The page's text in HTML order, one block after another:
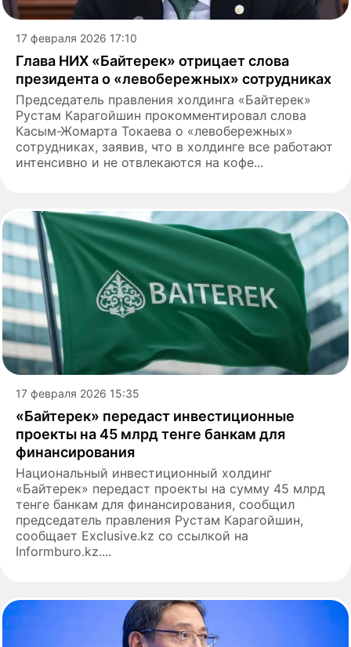
17 февраля 2026 17:10
Глава НИХ «Байтерек» отрицает слова
президента о «левобережных» сотрудниках
Председатель правления холдинга «Байтерек»
Рустам Карагойшин прокомментировал слова
Касым-Жомарта Токаева о «левобережных»
сотрудниках, заявив, что в холдинге все работают
интенсивно и не отвлекаются на кофе...
17 февраля 2026 15:35
«Байтерек» передаст инвестиционные
проекты на 45 млрд тенге банкам для
финансирования
Национальный инвестиционный холдинг
«Байтерек» передаст проекты на сумму 45 млрд
тенге банкам для финансирования, сообщил
председатель правления Рустам Карагойшин,
сообщает Exclusive.kz со ссылкой на
Informburo.kz....